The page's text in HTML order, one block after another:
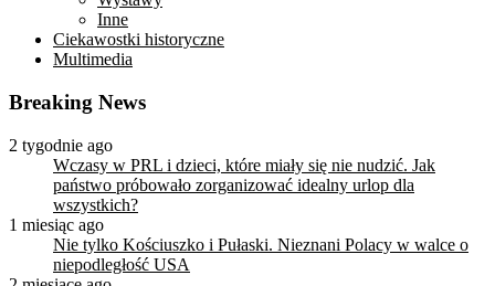
Inne
Ciekawostki historyczne
Multimedia
Breaking News
2 tygodnie ago
Wczasy w PRL i dzieci, które miały się nie nudzić. Jak
państwo próbowało zorganizować idealny urlop dla
wszystkich?
1 miesiąc ago
Nie tylko Kościuszko i Pułaski. Nieznani Polacy w walce o
niepodległość USA